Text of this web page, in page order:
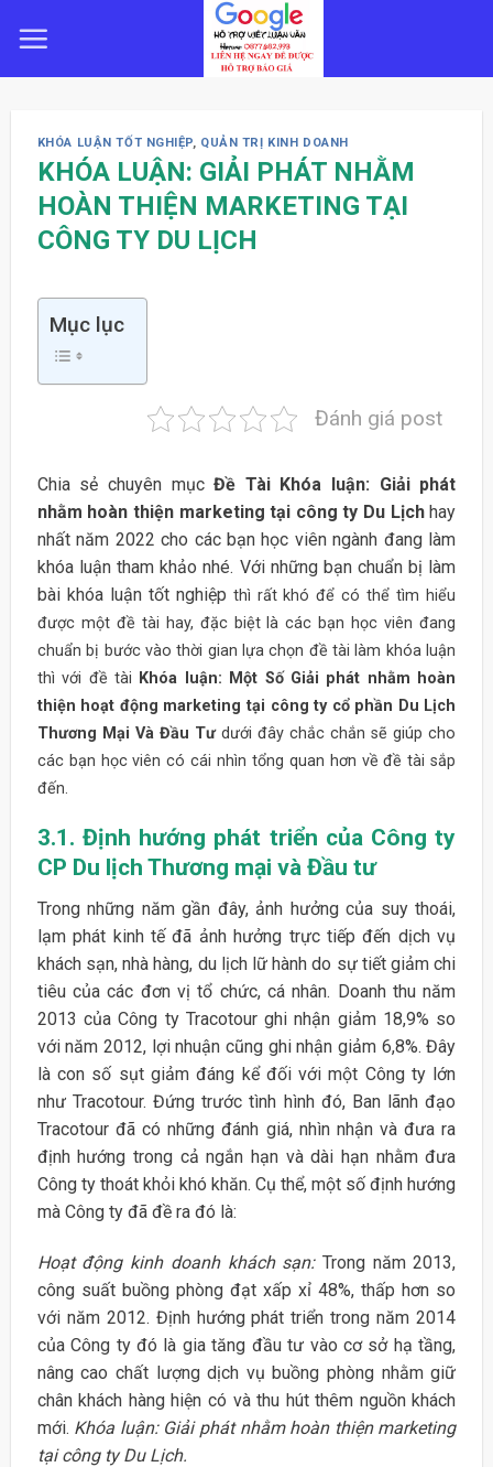
KHÓA LUẬN TỐT NGHIỆP, QUẢN TRỊ KINH DOANH
KHÓA LUẬN: GIẢI PHÁT NHẰM
HOÀN THIỆN MARKETING TẠI
CÔNG TY DU LỊCH
Mục lục
Đánh giá post
Chia sẻ chuyên mụcĐề Tài Khóa luận: Giải phát
nhằm hoàn thiện marketing tại công ty Du Lịchhay
nhất năm 2022 cho các bạn học viên ngành đang làm
khóa luận tham khảo nhé. Với những bạn chuẩn bị làm
bài khóa luận tốt nghiệp thì rất khó để có thể tìm hiểu
được một đề tài hay, đặc biệt là các bạn học viên đang
chuẩn bị bước vào thời gian lựa chọn đề tài làm khóa luận
thì với đề tài Khóa luận: Một Số Giải phát nhằm hoàn
thiện hoạt động marketing tại công ty cổ phần Du Lịch
Thương Mại Và Đầu Tư dưới đây chắc chắn sẽ giúp cho
các bạn học viên có cái nhìn tổng quan hơn về đề tài sắp
đến.
3.1. Định hướng phát triển của Công ty
CP Du lịch Thương mại và Đầu tư
Trong những năm gần đây, ảnh hưởng của suy thoái,
lạm phát kinh tế đã ảnh hưởng trực tiếp đến dịch vụ
khách sạn, nhà hàng, du lịch lữ hành do sự tiết giảm chi
tiêu của các đơn vị tổ chức, cá nhân. Doanh thu năm
2013 của Công ty Tracotour ghi nhận giảm 18,9% so
với năm 2012, lợi nhuận cũng ghi nhận giảm 6,8%. Đây
là con số sụt giảm đáng kể đối với một Công ty lớn
như Tracotour. Đứng trước tình hình đó, Ban lãnh đạo
Tracotour đã có những đánh giá, nhìn nhận và đưa ra
định hướng trong cả ngắn hạn và dài hạn nhằm đưa
Công ty thoát khỏi khó khăn. Cụ thể, một số định hướng
mà Công ty đã đề ra đó là:
Hoạt động kinh doanh khách sạn:Trong năm 2013,
công suất buồng phòng đạt xấp xỉ 48%, thấp hơn so
với năm 2012. Định hướng phát triển trong năm 2014
của Công ty đó là gia tăng đầu tư vào cơ sở hạ tầng,
nâng cao chất lượng dịch vụ buồng phòng nhằm giữ
chân khách hàng hiện có và thu hút thêm nguồn khách
mới. Khóa luận: Giải phát nhằm hoàn thiện marketing
tại công ty Du Lịch.